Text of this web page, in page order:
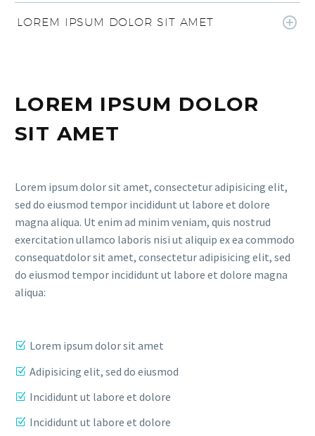
LOREM IPSUM DOLOR SIT AMET
LOREM IPSUM DOLOR
SIT AMET
Lorem ipsum dolor sit amet, consectetur adipisicing elit,
sed do eiusmod tempor incididunt ut labore et dolore
magna aliqua. Ut enim ad minim veniam, quis nostrud
exercitation ullamco laboris nisi ut aliquip ex ea commodo
consequatdolor sit amet, consectetur adipisicing elit, sed
do eiusmod tempor incididunt ut labore et dolore magna
aliqua:
Lorem ipsum dolor sit amet
Adipisicing elit, sed do eiusmod
Incididunt ut labore et dolore
Incididunt ut labore et dolore